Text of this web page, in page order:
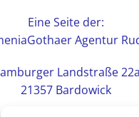
Eine Seite der:
Agentur
Landstraße 22a
21357 Bardowick